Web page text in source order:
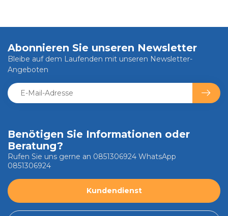
Benötigen Sie Informationen oder
Beratung?
Rufen Sie uns gerne an 0851306924 WhatsApp
0851306924
Kundendienst
Abonnieren Sie unseren Newsletter
Bleibe auf dem Laufenden mit unseren Newsletter-
Angeboten